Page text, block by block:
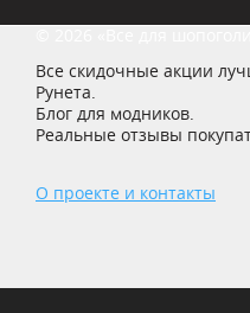
Все скидочные акции
Рунета.
Блог для модников.
Реальные отзывы
О проекте и контакты